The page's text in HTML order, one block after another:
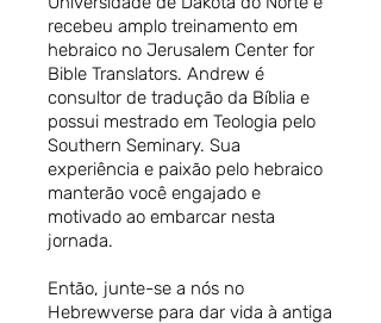
recebeu amplo treinamento em
hebraico no Jerusalem Center for
Bible Translators. Andrew é
consultor de tradução da Bíblia e
possui mestrado em Teologia pelo
Southern Seminary. Sua
experiência e paixão pelo hebraico
manterão você engajado e
motivado ao embarcar nesta
jornada.
Então, junte-se a nós no
Hebrewverse para dar vida à antiga